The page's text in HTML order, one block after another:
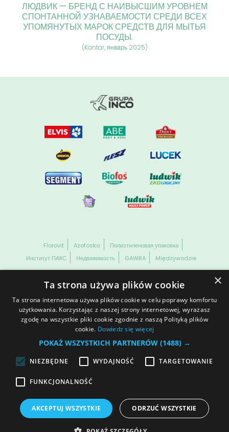
ЛЮДВИК — БРЕНД С НАИВЫСШИМ УРОВНЕМ
СПОНТАННОЙ УЗНАВАЕМОСТИ СРЕДИ ВСЕХ
УПОМЯНУТЫХ МАРОК СРЕДСТВ ДЛЯ МЫТЬЯ
ПОСУДЫ.
(Kantar, январь 2025)
Florovit Azofoska
Полиэтиленовая упаковка
Институт ПАКС
Недвижимость GAWRA
Międzywodzie
ВСЕ ПРАВА СОХРАНЕНЫ GRUPA INCO S.A. ИНФОРМАЦИЯ,
РАЗМЕЩЕННАЯ НА НАШЕМ САЙТЕ, НЕ ЯВЛЯЕТСЯ ОФЕРТОЙ
В ПОНИМАНИИ ДЕЙСТВУЮЩЕГО ГРАЖДАНСКОГО КОДЕКСА
И ТОРГОВОГО ПРАВА РЕСПУБЛИКИ ПОЛЬША.
Сведения о компании
Информация о куки-файлах
АВТОРСКОЕ ПРАВО
Охрана персональных данных
настройки файлов cookie
Присоединись к нам
×
Ta strona używa plików cookie
Ta strona internetowa używa plików cookie w celu poprawy komfortu
użytkowania. Korzystając z naszej strony internetowej, wyrażasz
zgodę na wszystkie pliki cookie zgodnie z naszą Polityką plików
cookie. Dowiedz się więcej
POKAŻ WSZYSTKICH PARTNERÓW (1488) →
NIEZBĘDNE WYDAJNOŚĆ TARGETOWANIE
FUNKCJONALNOŚĆ
AKCEPTUJ WSZYSTKIE ODRZUĆ WSZYSTKIE